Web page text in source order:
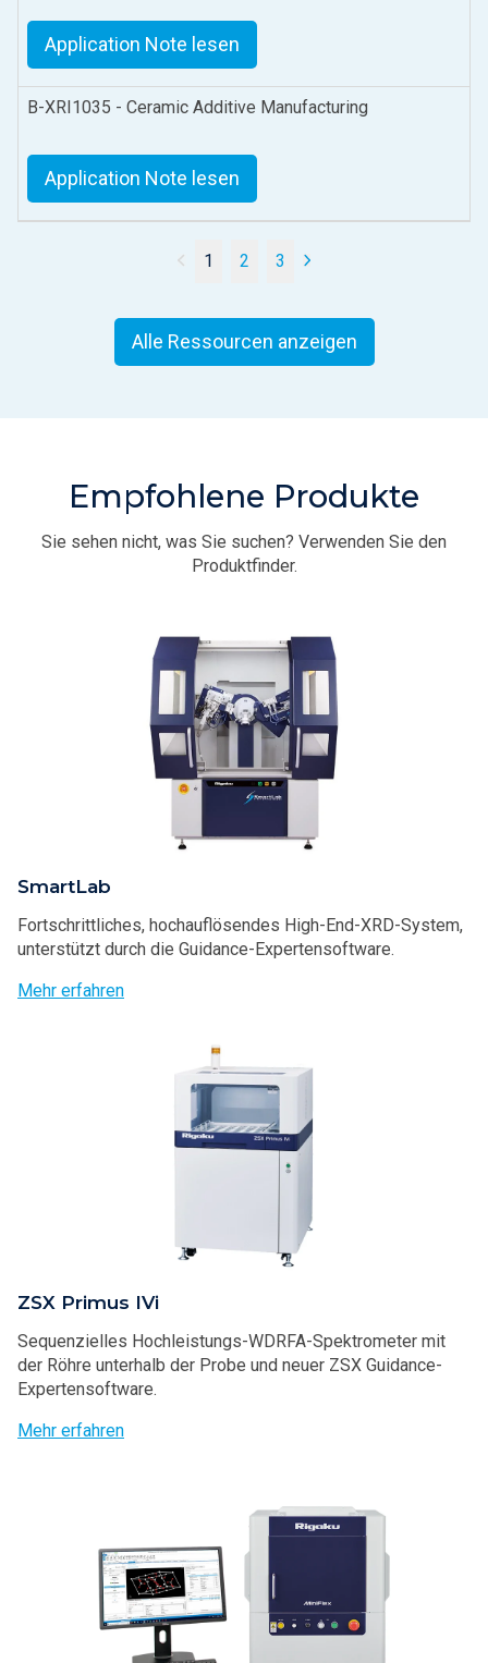
Application Note lesen
B-XRI1035 - Ceramic Additive Manufacturing
Application Note lesen
1 2 3
Alle Ressourcen anzeigen
Empfohlene Produkte
Sie sehen nicht, was Sie suchen? Verwenden Sie den
Produktfinder.
SmartLab
Fortschrittliches, hochauflösendes High-End-XRD-System,
unterstützt durch die Guidance-Expertensoftware.
Mehr erfahren
ZSX Primus IVi
Sequenzielles Hochleistungs-WDRFA-Spektrometer mit
der Röhre unterhalb der Probe und neuer ZSX Guidance-
Expertensoftware.
Mehr erfahren